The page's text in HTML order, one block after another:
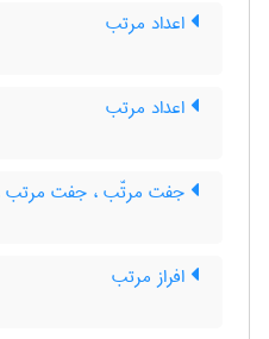
اعداد مرتب
اعداد مرتب
جفت مرتّب ، جفت مرتب
افراز مرتب